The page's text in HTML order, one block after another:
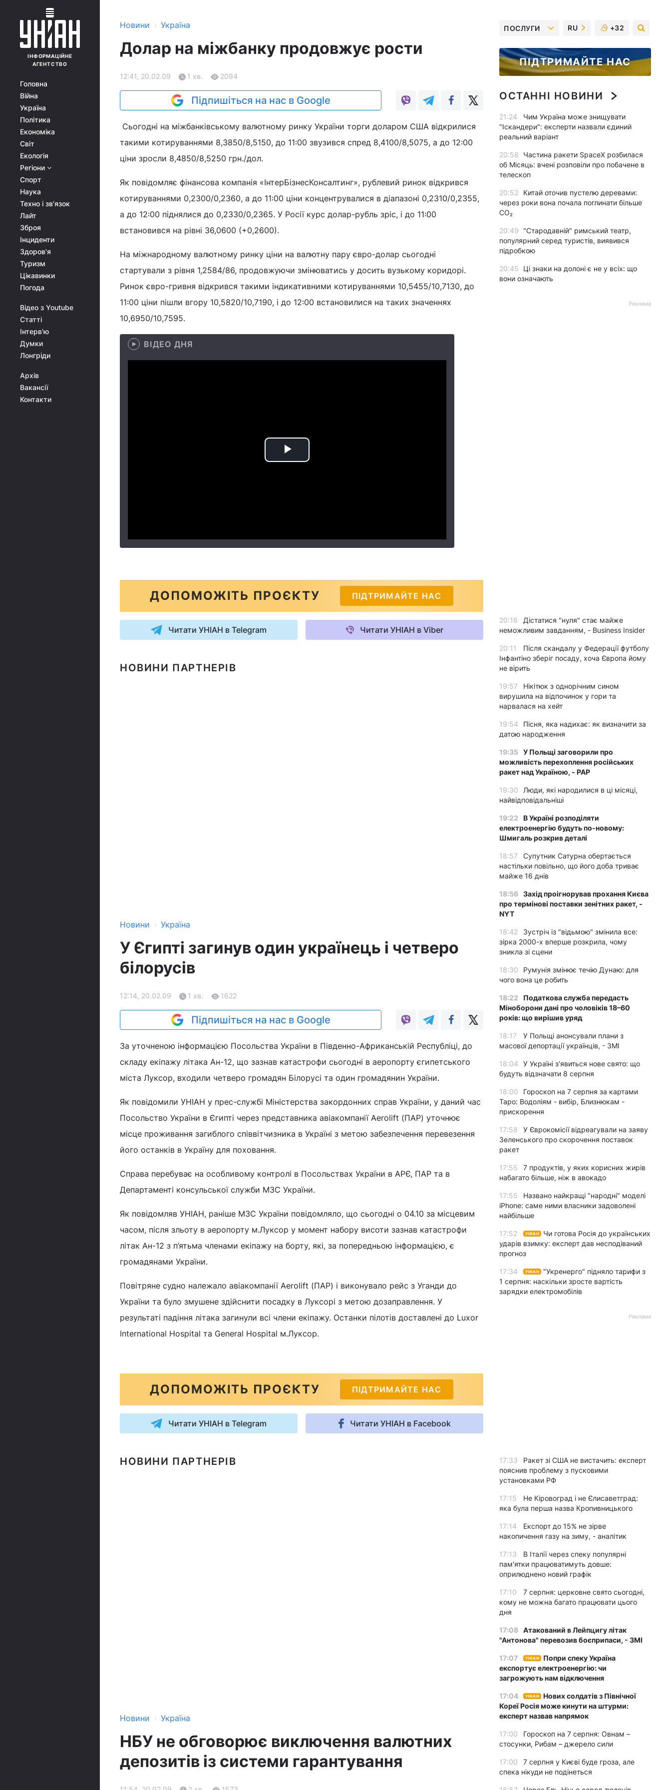
ІНФОРМАЦІЙНЕ
АГЕНТСТВО
Головна
Війна
Україна
Політика
Економіка
Світ
Екологія
Регіони
Спорт
Наука
Техно і зв'язок
Лайт
Зброя
Інциденти
Здоров'я
Туризм
Цікавинки
Погода
Відео з Youtube
Статті
Інтерв'ю
Думки
Лонгріди
Архів
Вакансії
Контакти
Новини › Україна
Долар на міжбанку продовжує рости
12:41, 20.02.09 1 хв. 2094
Підпишіться на нас в Google
Сьогодні на міжбанківському валютному ринку України торги доларом США відкрилися
такими котируваннями 8,3850/8,5150, до 11:00 звузився спред 8,4100/8,5075, а до 12:00
ціни зросли 8,4850/8,5250 грн./дол.
Як повідомляє фінансова компанія «ІнтерБізнесКонсалтинг», рублевий ринок відкрився
котируваннями 0,2300/0,2360, а до 11:00 ціни концентрувалися в діапазоні 0,2310/0,2355,
а до 12:00 піднялися до 0,2330/0,2365. У Росії курс долар-рубль зріс, і до 11:00
встановився на рівні 36,0600 (+0,2600).
На міжнародному валютному ринку ціни на валютну пару євро-долар сьогодні
стартували з рівня 1,2584/86, продовжуючи змінюватись у досить вузькому коридорі.
Ринок євро-гривня відкрився такими індикативними котируваннями 10,5455/10,7130, до
11:00 ціни пішли вгору 10,5820/10,7190, і до 12:00 встановилися на таких значеннях
10,6950/10,7595.
ВІДЕО ДНЯ
Play
ДОПОМОЖІТЬ ПРОЄКТУ ПІДТРИМАЙТЕ НАС
Читати УНІАН в Telegram Читати УНІАН в Viber
НОВИНИ ПАРТНЕРІВ
Новини › Україна
У Єгипті загинув один українець і четверо
білорусів
12:14, 20.02.09 1 хв. 1622
Підпишіться на нас в Google
За уточненою інформацією Посольства України в Південно-Африканській Республіці, до
складу екіпажу літака Ан-12, що зазнав катастрофи сьогодні в аеропорту єгипетського
міста Луксор, входили четверо громадян Білорусі та один громадянин України.
Як повідомили УНІАН у прес-службі Міністерства закордонних справ України, у даний час
Посольство України в Єгипті через представника авіакомпанії Aerolift (ПАР) уточнює
місце проживання загиблого співвітчизника в Україні з метою забезпечення перевезення
його останків в Україну для поховання.
Справа перебуває на особливому контролі в Посольствах України в АРЄ, ПАР та в
Департаменті консульської служби МЗС України.
Як повідомляв УНІАН, раніше МЗС України повідомляло, що сьогодні о 04.10 за місцевим
часом, після зльоту в аеропорту м.Луксор у момент набору висоти зазнав катастрофи
літак Ан-12 з п’ятьма членами екіпажу на борту, які, за попередньою інформацією, є
громадянами України.
Повітряне судно належало авіакомпанії Aerolift (ПАР) і виконувало рейс з Уганди до
України та було змушене здійснити посадку в Луксорі з метою дозаправлення. У
результаті падіння літака загинули всі члени екіпажу. Останки пілотів доставлені до Luxor
International Hospital та General Hospital м.Луксор.
ДОПОМОЖІТЬ ПРОЄКТУ ПІДТРИМАЙТЕ НАС
Читати УНІАН в Telegram Читати УНІАН в Facebook
НОВИНИ ПАРТНЕРІВ
Новини › Україна
НБУ не обговорює виключення валютних
депозитів із системи гарантування
ПОСЛУГИ RU +32
ПІДТРИМАЙТЕ НАС
ОСТАННІ НОВИНИ
21:24
Чим Україна може знищувати
"Іскандери": експерти назвали єдиний
реальний варіант
20:58
Частина ракети SpaceX розбилася
об Місяць: вчені розповіли про побачене в
телескоп
20:52
Китай оточив пустелю деревами:
через роки вона почала поглинати більше
CO₂
20:49
"Стародавній" римський театр,
популярний серед туристів, виявився
підробкою
20:45
Ці знаки на долоні є не у всіх: що
вони означають
Реклама
20:18
Дістатися "нуля" стає майже
неможливим завданням, - Business Insider
20:11
Після скандалу у Федерації футболу
Інфантіно зберіг посаду, хоча Європа йому
не вірить
19:57
Нікітюк з однорічним сином
вирушила на відпочинок у гори та
нарвалася на хейт
19:54
Пісня, яка надихає: як визначити за
датою народження
19:35 У Польщі заговорили про
можливість перехоплення російських
ракет над Україною, - PAP
19:30
Люди, які народилися в ці місяці,
найвідповідальніші
19:22
В Україні розподіляти
електроенергію будуть по-новому:
Шмигаль розкрив деталі
18:57
Супутник Сатурна обертається
настільки повільно, що його доба триває
майже 16 днів
18:56 Захід проігнорував прохання Києва
про термінові поставки зенітних ракет, -
NYT
18:42
Зустріч із "відьмою" змінила все:
зірка 2000-х вперше розкрила, чому
зникла зі сцени
18:30
Румунія змінює течію Дунаю: для
чого вона це робить
18:22
Податкова служба передасть
Міноборони дані про чоловіків 18–60
років: що вирішив уряд
18:17
У Польщі анонсували плани з
масової депортації українців, - ЗМІ
18:04
У Україні з'явиться нове свято: що
будуть відзначати 8 серпня
18:00
Гороскоп на 7 серпня за картами
Таро: Водоліям - вибір, Близнюкам -
прискорення
17:58
У Єврокомісії відреагували на заяву
Зеленського про скорочення поставок
ракет
17:55
7 продуктів, у яких корисних жирів
набагато більше, ніж в авокадо
17:55
Названо найкращі "народні" моделі
iPhone: саме ними власники задоволені
найбільше
17:52 УНІАН
Чи готова Росія до українських
ударів взимку: експерт дав несподіваний
прогноз
17:34 УНІАН
"Укренерго" підняло тарифи з
1 серпня: наскільки зросте вартість
зарядки електромобілів
Реклама
17:33
Ракет зі США не вистачить: експерт
пояснив проблему з пусковими
установками РФ
17:15
Не Кіровоград і не Єлисаветград:
яка була перша назва Кропивницького
17:14
Експорт до 15% не зірве
накопичення газу на зиму, - аналітик
17:13
В Італії через спеку популярні
пам'ятки працюватимуть довше:
оприлюднено новий графік
17:10
7 серпня: церковне свято сьогодні,
кому не можна багато працювати цього
дня
17:08 Атакований в Лейпцигу літак
"Антонова" перевозив боєприпаси, - ЗМІ
17:07 УНІАН
Попри спеку Україна
експортує електроенергію: чи
загрожують нам відключення
17:04 УНІАН
Нових солдатів з Північної
Кореї Росія може кинути на штурми:
експерт назвав напрямок
17:00
Гороскоп на 7 серпня: Овнам –
стосунки, Рибам – джерело сили
17:00
7 серпня у Києві буде гроза, але
спека нікуди не подінеться